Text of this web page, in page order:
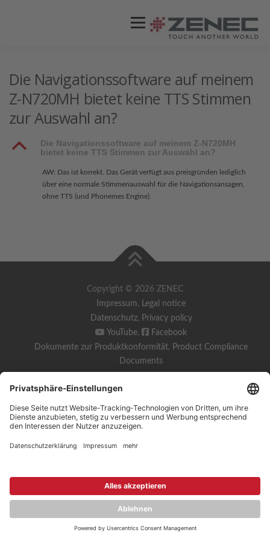
Menü
STORES / HÄNDLER
Die Navigationssoftware auf meinem
Z-N720MH bietet keine TTS Stimmen
zur Auswahl an?
B
Die Navigationssoftware auf meinem Z-N720MH
bietet keine TTS Stimmen zur Auswahl an?
AW: Das ist korrekt. Das Gerät verfügt aus preisgründen lediglich
über eine normale Stimmenauswahl für die Navigationsansagen,
ohne TTS (und Phonemes Engine).
Copyright © 2026 ZENEC
Impressum, Legal notice
Datenschutz, Privacy policy
YouTube,
Facebook
Dokumente zur Produktkonformität, Product Compliance
Documents